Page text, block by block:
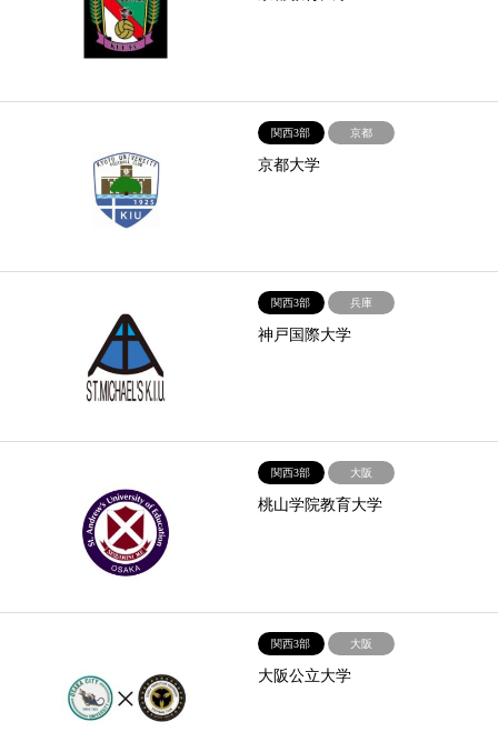
関西3部 京都
京都大学
関西3部 兵庫
神戸国際大学
関西3部 大阪
桃山学院教育大学
関西3部 大阪
大阪公立大学